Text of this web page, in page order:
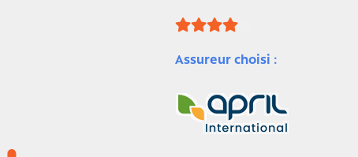
Assureur choisi :